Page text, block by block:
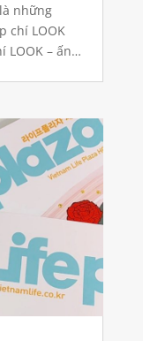
những
chí LOOK
LOOK – ấn